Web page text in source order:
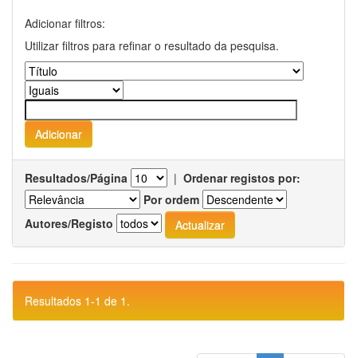
Adicionar filtros:
Utilizar filtros para refinar o resultado da pesquisa.
Resultados/Página | Ordenar registos por:
Por ordem
Autores/Registo
Resultados 1-1 de 1.